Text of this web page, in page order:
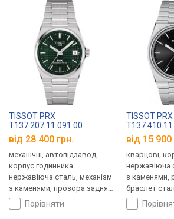
TISSOT PRX
T137.207.11.091.00
від 28 400 грн.
механічні, автопідзавод,
корпус годинника
нержавіюча сталь, механізм
з каменями, прозора задня
кришка, ремінець: браслет
сталь, WR 100, Швейцарія
порівняти
TISSOT PRX
від 15 900
кварцові,
нержавіюча
з каменями,
браслет
Швейцарія